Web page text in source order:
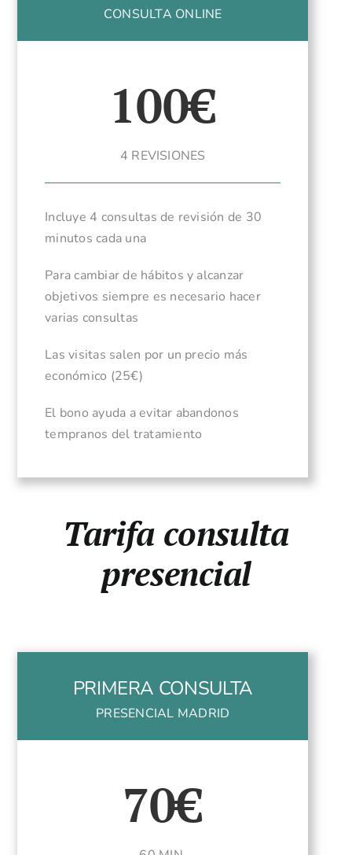
CONSULTA ONLINE
100€
4 REVISIONES
Incluye 4 consultas de revisión de 30
minutos cada una
Para cambiar de hábitos y alcanzar
objetivos siempre es necesario hacer
varias consultas
Las visitas salen por un precio más
económico (25€)
El bono ayuda a evitar abandonos
tempranos del tratamiento
Tarifa consulta
presencial
PRIMERA CONSULTA
PRESENCIAL MADRID
70€